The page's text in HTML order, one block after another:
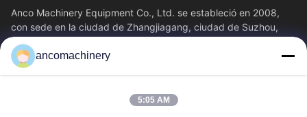
Anco Machinery Equipment Co., Ltd. se estableció en 2008,
con sede en la ciudad de Zhangjiagang, ciudad de Suzhou,
provincia de Jiangsu. Es una...
Enlaces Rápidos
Sobre Nosotros
ancomachinery
5:05 AM